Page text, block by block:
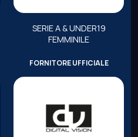
SERIE A & UNDER19
FEMMINILE
FORNITORE UFFICIALE